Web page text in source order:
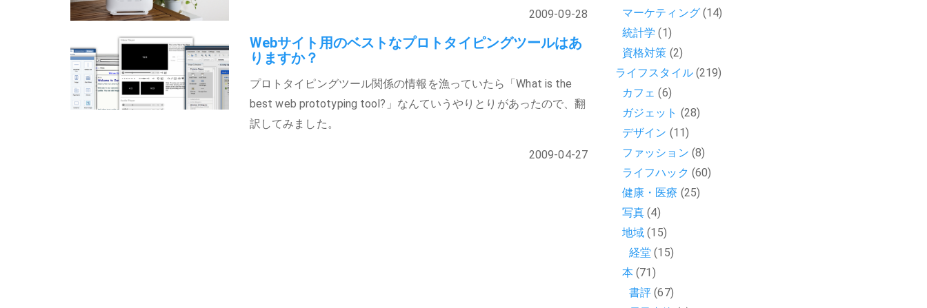
2009-09-28
Webサイト用のベストなプロトタイピングツールはあ
りますか？
プロトタイピングツール関係の情報を漁っていたら「What is the
best web prototyping tool?」なんていうやりとりがあったので、翻
訳してみました。
2009-04-27
マーケティング(14)
統計学 (1)
資格対策 (2)
ライフスタイル(219)
カフェ (6)
ガジェット (28)
デザイン (11)
ファッション (8)
ライフハック (60)
健康・医療 (25)
写真 (4)
地域 (15)
経堂 (15)
本 (71)
書評 (67)